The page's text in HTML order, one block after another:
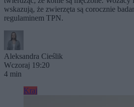
wskazują, że zwierzęta są corocznie
regulaminem TPN.
Aleksandra Cieślik
Wczoraj 19:20
4 min
Kraj